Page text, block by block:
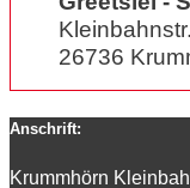
26736
Anschrift:
Krummhörn